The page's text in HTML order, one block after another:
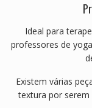
Ideal para
professores de
Existem várias
textura por serem